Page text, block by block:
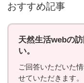
おすすめ記事